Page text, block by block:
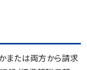
または両方から請求